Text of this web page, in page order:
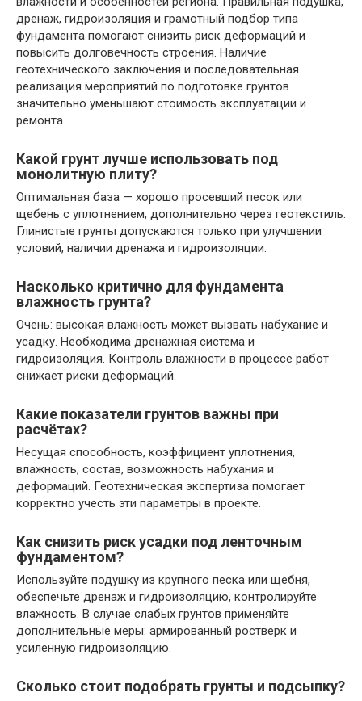
дренаж, гидроизоляция и грамотный подбор типа
фундамента помогают снизить риск деформаций и
повысить долговечность строения. Наличие
геотехнического заключения и последовательная
реализация мероприятий по подготовке грунтов
значительно уменьшают стоимость эксплуатации и
ремонта.
Какой грунт лучше использовать под
монолитную плиту?
Оптимальная база — хорошо просевший песок или
щебень с уплотнением, дополнительно через геотекстиль.
Глинистые грунты допускаются только при улучшении
условий, наличии дренажа и гидроизоляции.
Насколько критично для фундамента
влажность грунта?
Очень: высокая влажность может вызвать набухание и
усадку. Необходима дренажная система и
гидроизоляция. Контроль влажности в процессе работ
снижает риски деформаций.
Какие показатели грунтов важны при
расчётах?
Несущая способность, коэффициент уплотнения,
влажность, состав, возможность набухания и
деформаций. Геотехническая экспертиза помогает
корректно учесть эти параметры в проекте.
Как снизить риск усадки под ленточным
фундаментом?
Используйте подушку из крупного песка или щебня,
обеспечьте дренаж и гидроизоляцию, контролируйте
влажность. В случае слабых грунтов применяйте
дополнительные меры: армированный ростверк и
усиленную гидроизоляцию.
Сколько стоит подобрать грунты и подсыпку?